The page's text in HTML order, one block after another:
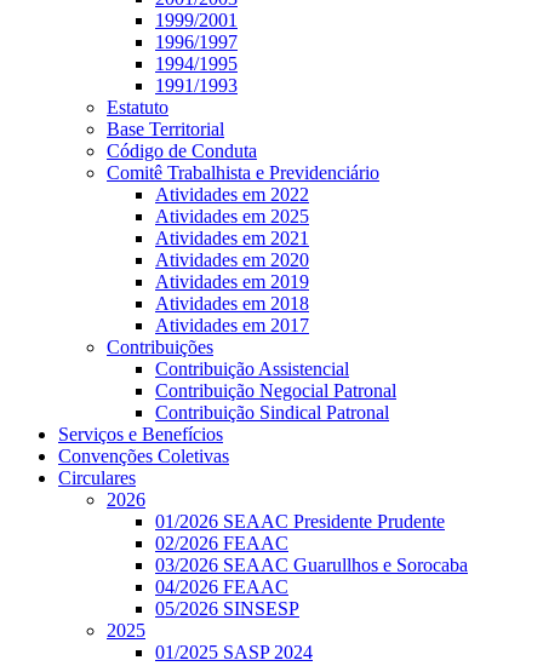
1999/2001
1996/1997
1994/1995
1991/1993
Estatuto
Base Territorial
Código de Conduta
Comitê Trabalhista e Previdenciário
Atividades em 2022
Atividades em 2025
Atividades em 2021
Atividades em 2020
Atividades em 2019
Atividades em 2018
Atividades em 2017
Contribuições
Contribuição Assistencial
Contribuição Negocial Patronal
Contribuição Sindical Patronal
Serviços e Benefícios
Convenções Coletivas
Circulares
2026
01/2026 SEAAC Presidente Prudente
02/2026 FEAAC
03/2026 SEAAC Guarullhos e Sorocaba
04/2026 FEAAC
05/2026 SINSESP
2025
01/2025 SASP 2024